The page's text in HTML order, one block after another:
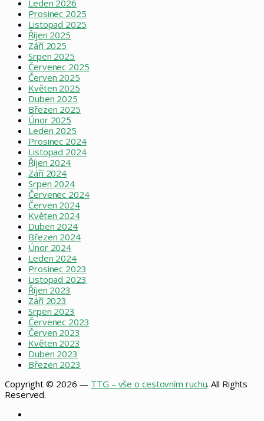
Leden 2026
Prosinec 2025
Listopad 2025
Říjen 2025
Září 2025
Srpen 2025
Červenec 2025
Červen 2025
Květen 2025
Duben 2025
Březen 2025
Únor 2025
Leden 2025
Prosinec 2024
Listopad 2024
Říjen 2024
Září 2024
Srpen 2024
Červenec 2024
Červen 2024
Květen 2024
Duben 2024
Březen 2024
Únor 2024
Leden 2024
Prosinec 2023
Listopad 2023
Říjen 2023
Září 2023
Srpen 2023
Červenec 2023
Červen 2023
Květen 2023
Duben 2023
Březen 2023
Copyright © 2026 — TTG – vše o cestovním ruchu. All Rights
Reserved.